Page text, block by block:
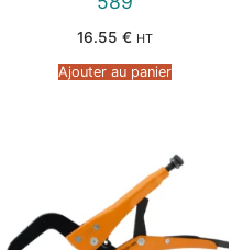
16.55 € HT
Ajouter au panier